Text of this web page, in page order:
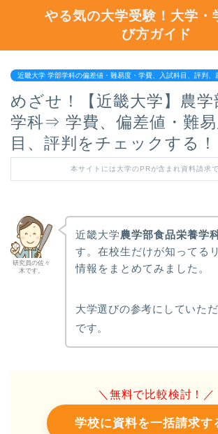
やる気の大学受験！大学・
び方ガイド
近畿大学 学部学科の偏差値・難易度・学費、入試科目、評判、
めざせ！【近畿大学】農学
学科⇒ 学費、偏差値・難
目、評判をチェックする！
本サイトには大学のPRが含まれ資料請求
研究員の佐々
木です。
近畿大学農学部食品栄養学
す。在校生だけが知ってる
情報をまとめてみました。
大学選びの参考にしていた
です。
＼無料で比較検討！／
学校に資料を一括請求